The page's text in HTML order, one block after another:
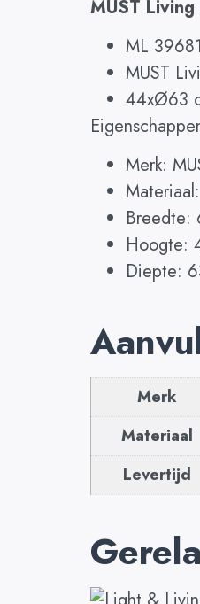
MUST
ML
MUST
44xØ63
Merk:
Breedte:
Hoogte:
Diepte:
Merk
Materiaal
Levertijd